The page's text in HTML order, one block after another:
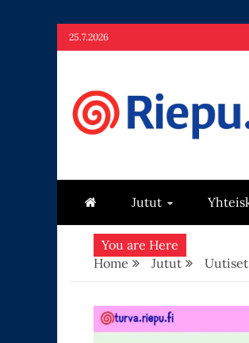
Skip
to
25.7.2026
Riepu.fi
Jutut
You are Here
Home
Jutut Uutiset